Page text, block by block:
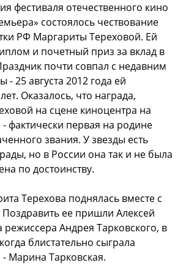
фестиваля отечественного кино
состоялось чествование
РФ Маргариты Тереховой. Ей
и почетный приз за вклад в
почти совпал с недавним
- 25 августа 2012 года ей
Оказалось, что награда,
на сцене киноцентра на
фактически первая на родине
звания. У звезды есть
но в России она так и не была
по достоинству.
Терехова поднялась вместе с
ее пришли Алексей
режиссера Андрея Тарковского, в
блистательно сыграла
Марина Тарковская.